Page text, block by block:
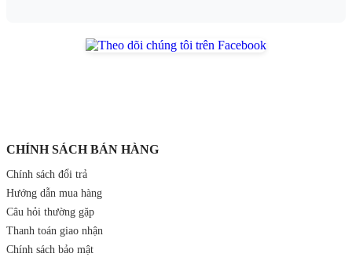
CHÍNH SÁCH BÁN HÀNG
Chính sách đổi trả
Hướng dẫn mua hàng
Câu hỏi thường gặp
Thanh toán giao nhận
Chính sách bảo mật